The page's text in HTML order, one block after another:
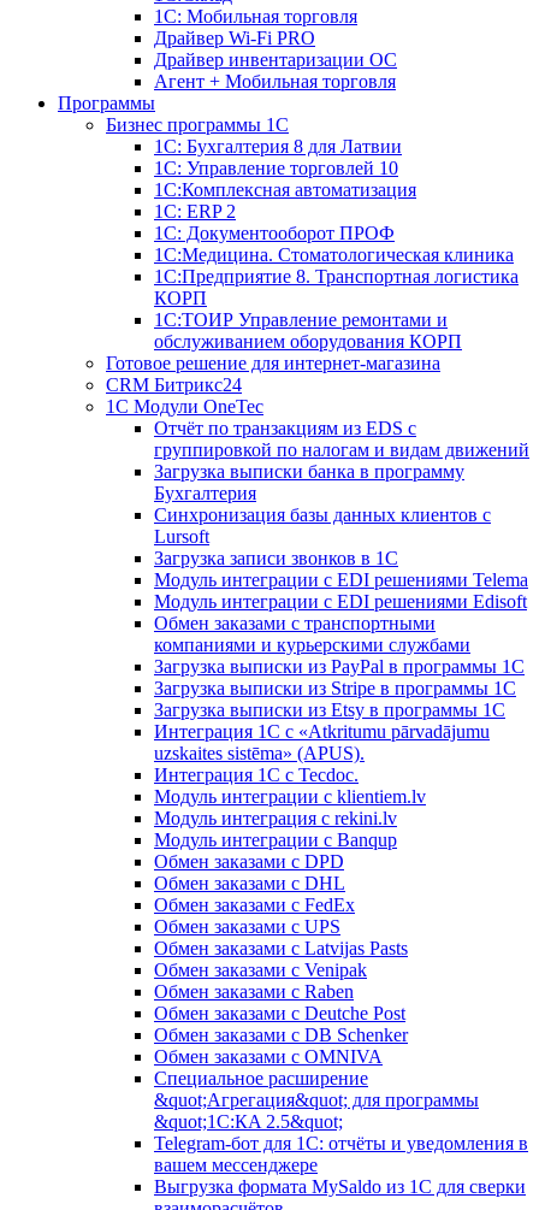
1С: Мобильная торговля
Драйвер Wi-Fi PRO
Драйвер инвентаризации ОС
Агент + Мобильная торговля
Программы
Бизнес программы 1С
1С: Бухгалтерия 8 для Латвии
1С: Управление торговлей 10
1C:Комплексная автоматизация
1С: ERP 2
1С: Документооборот ПРОФ
1С:Медицина. Стоматологическая клиника
1С:Предприятие 8. Транспортная логистика
КОРП
1С:ТОИР Управление ремонтами и
обслуживанием оборудования КОРП
Готовое решение для интернет-магазина
CRM Битрикс24
1C Модули OneTec
Отчёт по транзакциям из EDS с
группировкой по налогам и видам движений
Загрузка выписки банка в программу
Бухгалтерия
Синхронизация базы данных клиентов с
Lursoft
Загрузка записи звонков в 1С
Модуль интеграции с EDI решениями Telema
Модуль интеграции с EDI решениями Edisoft
Обмен заказами с транспортными
компаниями и курьерскими службами
Загрузка выписки из PayPal в программы 1C
Загрузка выписки из Stripe в программы 1C
Загрузка выписки из Etsy в программы 1C
Интеграция 1С с «Atkritumu pārvadājumu
uzskaites sistēma» (APUS).
Интеграция 1С с Tecdoc.
Модуль интеграции с klientiem.lv
Модуль интеграция с rekini.lv
Модуль интеграции с Banqup
Обмен заказами с DPD
Обмен заказами с DHL
Обмен заказами с FedEx
Обмен заказами с UPS
Обмен заказами с Latvijas Pasts
Обмен заказами с Venipak
Обмен заказами с Raben
Обмен заказами с Deutche Post
Обмен заказами с DB Schenker
Обмен заказами с OMNIVA
Специальное расширение
&quot;Агрегация&quot; для программы
&quot;1С:КA 2.5&quot;
Telegram-бот для 1С: отчёты и уведомления в
вашем мессенджере
Выгрузка формата MySaldo из 1C для сверки